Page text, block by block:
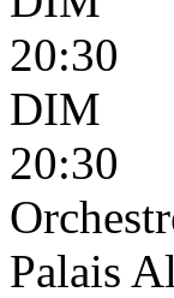
20:30
DIM
20:30
Palais